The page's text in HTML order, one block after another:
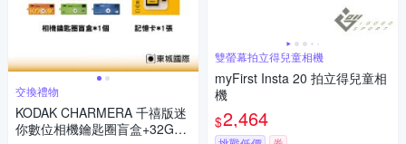
交換禮物
KODAK CHARMERA 千禧版迷
你數位相機鑰匙圈盲盒+32G記
雙螢幕拍立得兒童相機
myFirst Insta 20 拍立得兒童相
機
$2,464